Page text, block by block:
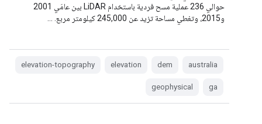
حوالي 236 عملية مسح فردية باستخدام LiDAR بين عامَي 2001
و2015، وتغطي مساحة تزيد عن 245,000 كيلومتر مربع. …
australia
dem
elevation
elevation-topography
ga
geophysical